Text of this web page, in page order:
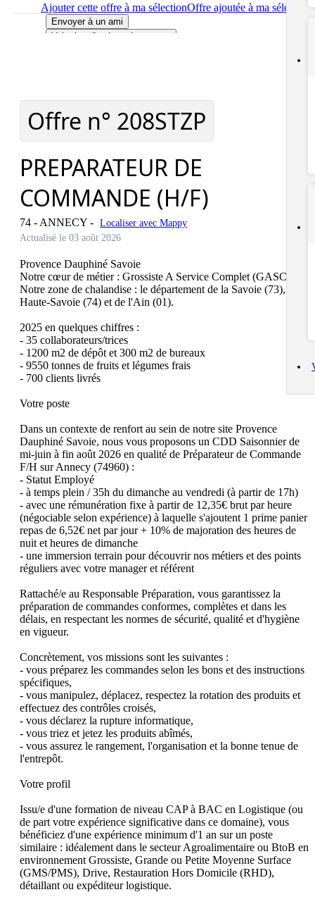
Ajouter cette offre à ma sélectionOffre ajoutée à ma sélection
Envoyer à un ami
Voir plus d'options de partage
Offre n° 208STZP
PREPARATEUR DE
COMMANDE (H/F)
74 - ANNECY - Localiser avec Mappy
Actualisé le 03 août 2026
Provence Dauphiné Savoie
Notre cœur de métier : Grossiste A Service Complet (GASC).
Notre zone de chalandise : le département de la Savoie (73), de la
Haute-Savoie (74) et de l'Ain (01).
2025 en quelques chiffres :
- 35 collaborateurs/trices
- 1200 m2 de dépôt et 300 m2 de bureaux
- 9550 tonnes de fruits et légumes frais
- 700 clients livrés
Votre poste
Dans un contexte de renfort au sein de notre site Provence
Dauphiné Savoie, nous vous proposons un CDD Saisonnier de
mi-juin à fin août 2026 en qualité de Préparateur de Commande
F/H sur Annecy (74960) :
- Statut Employé
- à temps plein / 35h du dimanche au vendredi (à partir de 17h)
- avec une rémunération fixe à partir de 12,35€ brut par heure
(négociable selon expérience) à laquelle s'ajoutent 1 prime panier
repas de 6,52€ net par jour + 10% de majoration des heures de
nuit et heures de dimanche
- une immersion terrain pour découvrir nos métiers et des points
réguliers avec votre manager et référent
Rattaché/e au Responsable Préparation, vous garantissez la
préparation de commandes conformes, complètes et dans les
délais, en respectant les normes de sécurité, qualité et d'hygiène
en vigueur.
Concrètement, vos missions sont les suivantes :
- vous préparez les commandes selon les bons et des instructions
spécifiques,
- vous manipulez, déplacez, respectez la rotation des produits et
effectuez des contrôles croisés,
- vous déclarez la rupture informatique,
- vous triez et jetez les produits abîmés,
- vous assurez le rangement, l'organisation et la bonne tenue de
l'entrepôt.
Votre profil
Issu/e d'une formation de niveau CAP à BAC en Logistique (ou
de part votre expérience significative dans ce domaine), vous
bénéficiez d'une expérience minimum d'1 an sur un poste
similaire : idéalement dans le secteur Agroalimentaire ou BtoB en
environnement Grossiste, Grande ou Petite Moyenne Surface
(GMS/PMS), Drive, Restauration Hors Domicile (RHD),
détaillant ou expéditeur logistique.